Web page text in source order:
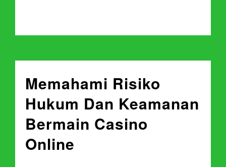
Memahami Risiko
Hukum Dan Keamanan
Bermain Casino
Online